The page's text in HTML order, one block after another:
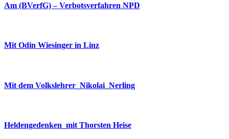
Am (BVerfG) – Verbotsverfahren NPD
Mit Odin Wiesinger in Linz
Mit dem Volkslehrer_Nikolai_Nerling
Heldengedenken_mit Thorsten Heise